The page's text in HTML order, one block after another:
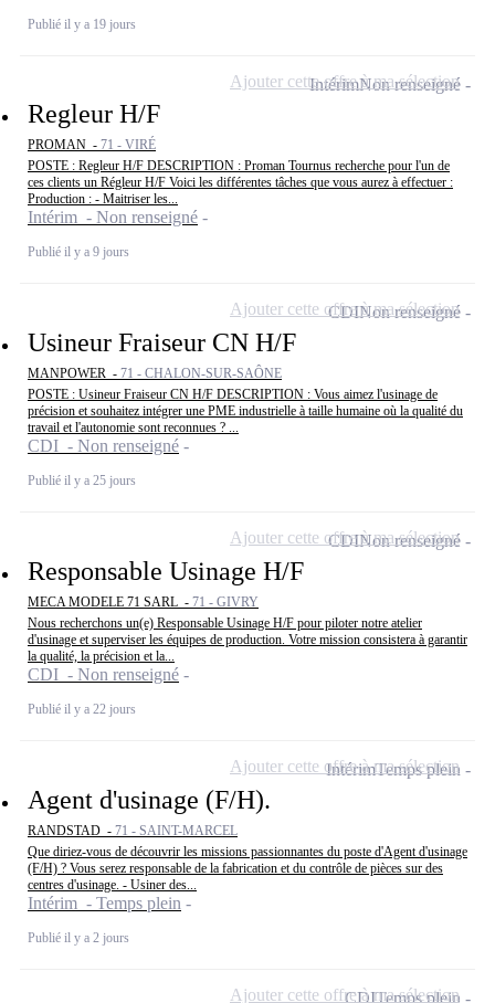
Publié il y a 19 jours
Regleur H/F
PROMAN - 71 - VIRÉ
POSTE : Regleur H/F DESCRIPTION : Proman Tournus recherche pour l'un de
ces clients un Régleur H/F Voici les différentes tâches que vous aurez à effectuer :
Production : - Maitriser les...
Intérim - Non renseigné
Publié il y a 9 jours
IntérimNon renseigné
Ajouter cette offre à ma sélection
Usineur Fraiseur CN H/F
MANPOWER - 71 - CHALON-SUR-SAÔNE
POSTE : Usineur Fraiseur CN H/F DESCRIPTION : Vous aimez l'usinage de
précision et souhaitez intégrer une PME industrielle à taille humaine où la qualité du
travail et l'autonomie sont reconnues ? ...
CDI - Non renseigné
Publié il y a 25 jours
CDINon renseigné
Ajouter cette offre à ma sélection
Responsable Usinage H/F
MECA MODELE 71 SARL - 71 - GIVRY
Nous recherchons un(e) Responsable Usinage H/F pour piloter notre atelier
d'usinage et superviser les équipes de production. Votre mission consistera à garantir
la qualité, la précision et la...
CDI - Non renseigné
Publié il y a 22 jours
CDINon renseigné
Ajouter cette offre à ma sélection
Agent d'usinage (F/H).
RANDSTAD - 71 - SAINT-MARCEL
Que diriez-vous de découvrir les missions passionnantes du poste d'Agent d'usinage
(F/H) ? Vous serez responsable de la fabrication et du contrôle de pièces sur des
centres d'usinage. - Usiner des...
Intérim - Temps plein
Publié il y a 2 jours
IntérimTemps plein
Ajouter cette offre à ma sélection
CDITemps plein
Ajouter cette offre à ma sélection